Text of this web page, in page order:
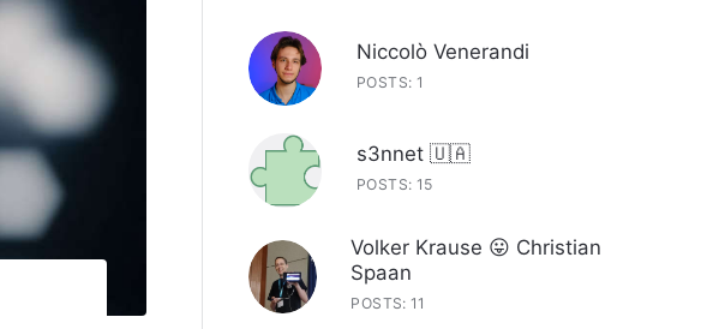
Niccolò Venerandi
POSTS: 1
s3nnet 🇺🇦
POSTS: 15
Volker Krause 😛 Christian
Spaan
POSTS: 11